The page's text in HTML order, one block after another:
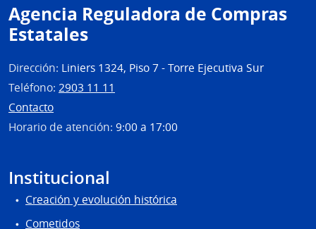
Agencia Reguladora de Compras
Estatales
Dirección: Liniers 1324, Piso 7 - Torre Ejecutiva Sur
Teléfono: 2903 11 11
Contacto
Horario de atención: 9:00 a 17:00
Institucional
Creación y evolución histórica
Cometidos